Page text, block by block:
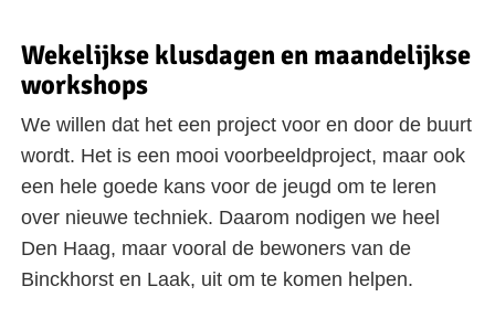
Wekelijkse klusdagen en maandelijkse
workshops
We willen dat het een project voor en door de buurt
wordt. Het is een mooi voorbeeldproject, maar ook
een hele goede kans voor de jeugd om te leren
over nieuwe techniek. Daarom nodigen we heel
Den Haag, maar vooral de bewoners van de
Binckhorst en Laak, uit om te komen helpen.